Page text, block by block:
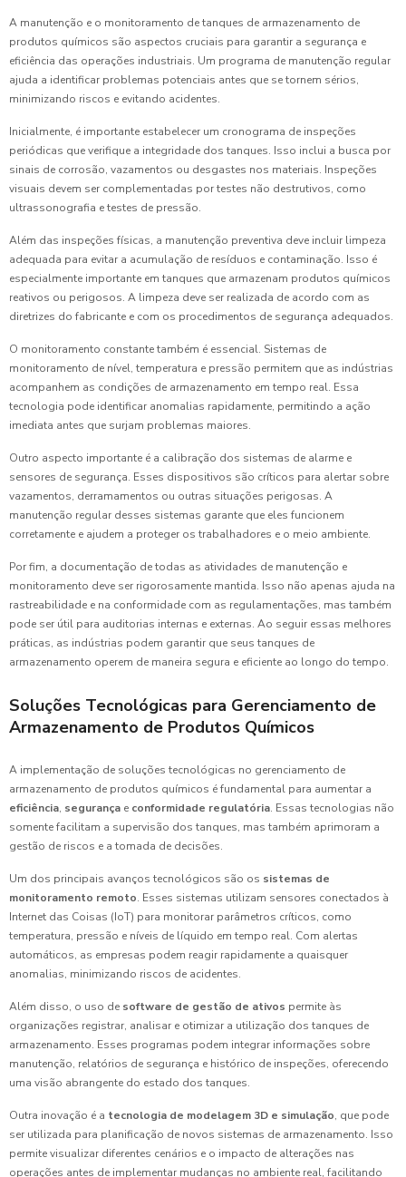
A manutenção e o monitoramento de tanques de armazenamento de
produtos químicos são aspectos cruciais para garantir a segurança e
eficiência das operações industriais. Um programa de manutenção regular
ajuda a identificar problemas potenciais antes que se tornem sérios,
minimizando riscos e evitando acidentes.
Inicialmente, é importante estabelecer um cronograma de inspeções
periódicas que verifique a integridade dos tanques. Isso inclui a busca por
sinais de corrosão, vazamentos ou desgastes nos materiais. Inspeções
visuais devem ser complementadas por testes não destrutivos, como
ultrassonografia e testes de pressão.
Além das inspeções físicas, a manutenção preventiva deve incluir limpeza
adequada para evitar a acumulação de resíduos e contaminação. Isso é
especialmente importante em tanques que armazenam produtos químicos
reativos ou perigosos. A limpeza deve ser realizada de acordo com as
diretrizes do fabricante e com os procedimentos de segurança adequados.
O monitoramento constante também é essencial. Sistemas de
monitoramento de nível, temperatura e pressão permitem que as indústrias
acompanhem as condições de armazenamento em tempo real. Essa
tecnologia pode identificar anomalias rapidamente, permitindo a ação
imediata antes que surjam problemas maiores.
Outro aspecto importante é a calibração dos sistemas de alarme e
sensores de segurança. Esses dispositivos são críticos para alertar sobre
vazamentos, derramamentos ou outras situações perigosas. A
manutenção regular desses sistemas garante que eles funcionem
corretamente e ajudem a proteger os trabalhadores e o meio ambiente.
Por fim, a documentação de todas as atividades de manutenção e
monitoramento deve ser rigorosamente mantida. Isso não apenas ajuda na
rastreabilidade e na conformidade com as regulamentações, mas também
pode ser útil para auditorias internas e externas. Ao seguir essas melhores
práticas, as indústrias podem garantir que seus tanques de
armazenamento operem de maneira segura e eficiente ao longo do tempo.
Soluções Tecnológicas para Gerenciamento de
Armazenamento de Produtos Químicos
A implementação de soluções tecnológicas no gerenciamento de
armazenamento de produtos químicos é fundamental para aumentar a
eficiência, segurança e conformidade regulatória. Essas tecnologias não
somente facilitam a supervisão dos tanques, mas também aprimoram a
gestão de riscos e a tomada de decisões.
Um dos principais avanços tecnológicos são os sistemas de
monitoramento remoto. Esses sistemas utilizam sensores conectados à
Internet das Coisas (IoT) para monitorar parâmetros críticos, como
temperatura, pressão e níveis de líquido em tempo real. Com alertas
automáticos, as empresas podem reagir rapidamente a quaisquer
anomalias, minimizando riscos de acidentes.
Além disso, o uso de software de gestão de ativos permite às
organizações registrar, analisar e otimizar a utilização dos tanques de
armazenamento. Esses programas podem integrar informações sobre
manutenção, relatórios de segurança e histórico de inspeções, oferecendo
uma visão abrangente do estado dos tanques.
Outra inovação é a tecnologia de modelagem 3D e simulação, que pode
ser utilizada para planificação de novos sistemas de armazenamento. Isso
permite visualizar diferentes cenários e o impacto de alterações nas
operações antes de implementar mudanças no ambiente real, facilitando